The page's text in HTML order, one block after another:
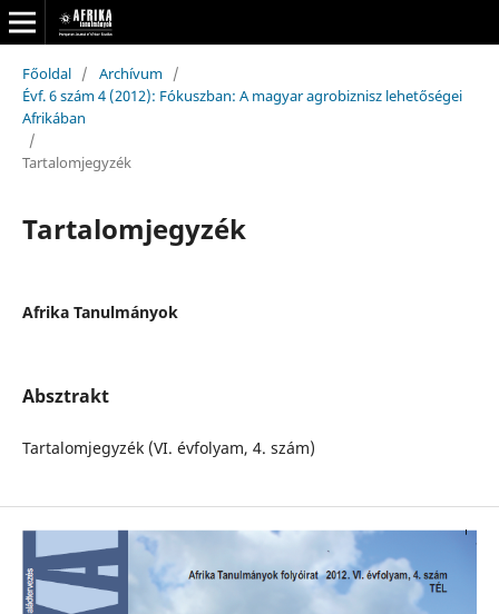
Főoldal / Archívum /
Évf. 6 szám 4 (2012): Fókuszban: A magyar agrobiznisz lehetőségei
Afrikában
/
Tartalomjegyzék
Tartalomjegyzék
Afrika Tanulmányok
Absztrakt
Tartalomjegyzék (VI. évfolyam, 4. szám)